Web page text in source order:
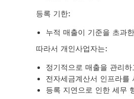
등록 기한:
누적 매출이 기준을 초과
따라서 개인사업자는:
정기적으로 매출을 관리하
전자세금계산서 인프라를
등록 지연으로 인한 세무